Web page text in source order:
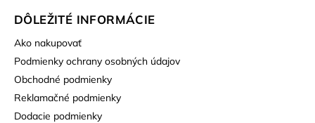
DÔLEŽITÉ INFORMÁCIE
Ako nakupovať
Podmienky ochrany osobných údajov
Obchodné podmienky
Reklamačné podmienky
Dodacie podmienky